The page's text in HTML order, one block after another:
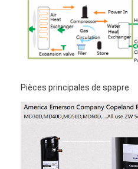
Échange
thermique
latéral d'eau
chaude
Écoulement
d'eau
L/H
Pression
d'eau vers
le bas
Kpa
Taille de
de l'eau)
Pièces principales de spapre